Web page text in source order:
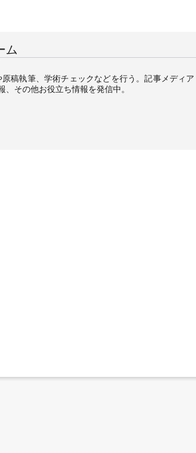
ム
稿執筆、学術チェックなどを行う。記事メディ
その他お役立ち情報を発信中。